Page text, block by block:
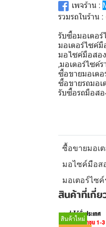
เพจร้าน :
รวมรถในร้าน :
รับซื้อมอเตอ
มอเตอร์ไซค์มื
มอไซค์มือสอ
,มอเตอร์ไซค์ร
ซื้อขายมอเตอ
ซื้อขายรถมอเ
รับซื้อรถมือสอ
ซื้อขายมอเ
มอไซค์มือส
มอเตอร์ไซค์
สินค้าที่เกี่
สินค้าใหม่